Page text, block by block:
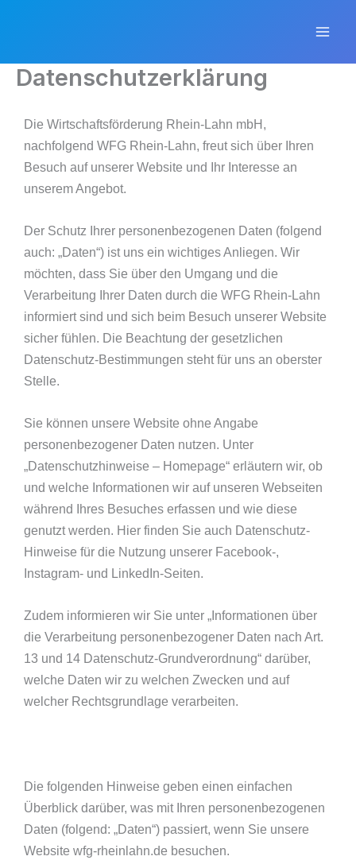
Datenschutzerklärung
Die Wirtschaftsförderung Rhein-Lahn mbH,
nachfolgend WFG Rhein-Lahn, freut sich über Ihren
Besuch auf unserer Website und Ihr Interesse an
unserem Angebot.
Der Schutz Ihrer personenbezogenen Daten (folgend
auch: „Daten“) ist uns ein wichtiges Anliegen. Wir
möchten, dass Sie über den Umgang und die
Verarbeitung Ihrer Daten durch die WFG Rhein-Lahn
informiert sind und sich beim Besuch unserer Website
sicher fühlen. Die Beachtung der gesetzlichen
Datenschutz-Bestimmungen steht für uns an oberster
Stelle.
Sie können unsere Website ohne Angabe
personenbezogener Daten nutzen. Unter
„Datenschutzhinweise – Homepage“ erläutern wir, ob
und welche Informationen wir auf unseren Webseiten
während Ihres Besuches erfassen und wie diese
genutzt werden. Hier finden Sie auch Datenschutz-
Hinweise für die Nutzung unserer Facebook-,
Instagram- und LinkedIn-Seiten.
Zudem informieren wir Sie unter „Informationen über
die Verarbeitung personenbezogener Daten nach Art.
13 und 14 Datenschutz-Grundverordnung“ darüber,
welche Daten wir zu welchen Zwecken und auf
welcher Rechtsgrundlage verarbeiten.
Die folgenden Hinweise geben einen einfachen
Überblick darüber, was mit Ihren personenbezogenen
Daten (folgend: „Daten“) passiert, wenn Sie unsere
Website wfg-rheinlahn.de besuchen.